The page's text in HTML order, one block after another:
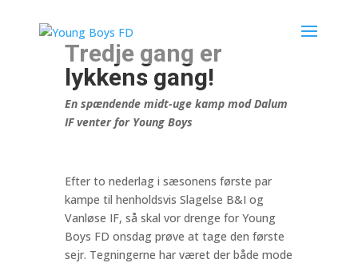
Tredje gang er
lykkens gang!
En spændende midt-uge kamp mod Dalum
IF venter for Young Boys
Efter to nederlag i sæsonens første par
kampe til henholdsvis Slagelse B&I og
Vanløse IF, så skal vor drenge for Young
Boys FD onsdag prøve at tage den første
sejr. Tegningerne har været der både mode